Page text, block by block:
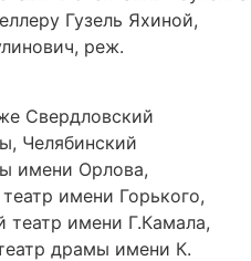
Гузель Яхиной,
реж.
Свердловский
Челябинский
имени Орлова,
имени Горького,
театр имени Г.Камала,
драмы имени К.